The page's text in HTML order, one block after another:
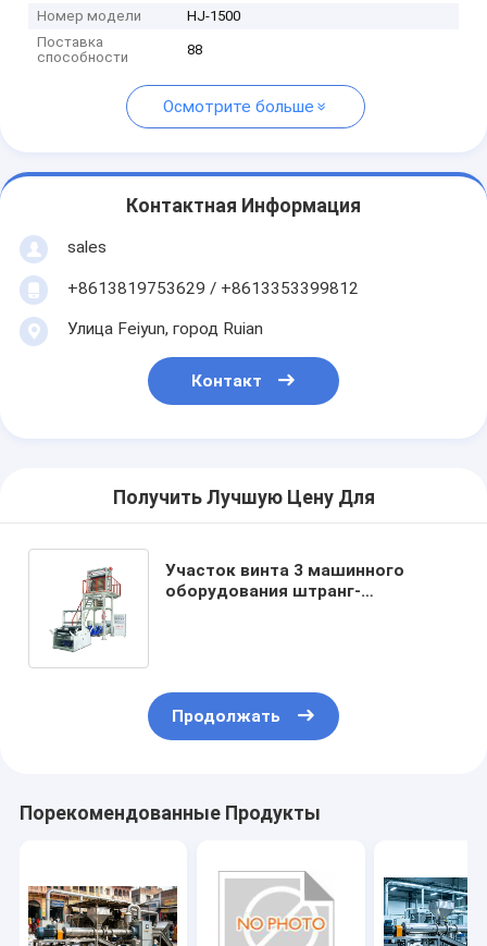
Номер модели
HJ-1500
Поставка
способности
88
Осмотрите больше
Контактная Информация
sales
+8613819753629 / +8613353399812
Улица Feiyun, город Ruian
Контакт
Получить Лучшую Цену Для
Участок винта 3 машинного
оборудования штранг-
Продолжать
Порекомендованные Продукты